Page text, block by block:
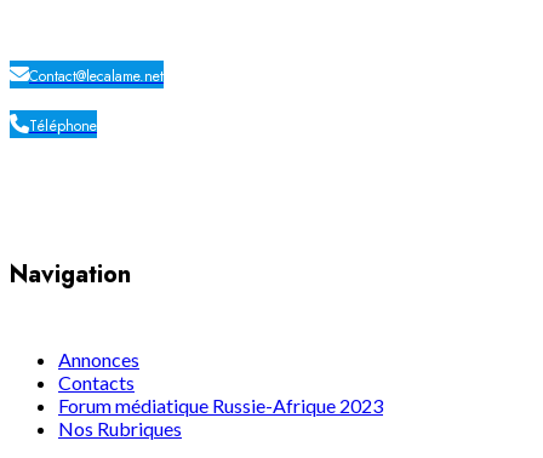
Contact@lecalame.net
Téléphone
Navigation
Annonces
Contacts
Forum médiatique Russie-Afrique 2023
Nos Rubriques